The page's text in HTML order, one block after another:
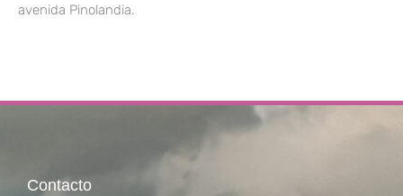
avenida Pinolandia.
Contacto